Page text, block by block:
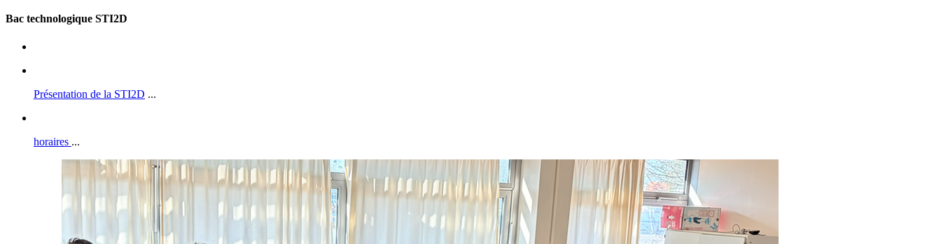
Bac technologique STI2D
Présentation de la STI2D ...
horaires ...